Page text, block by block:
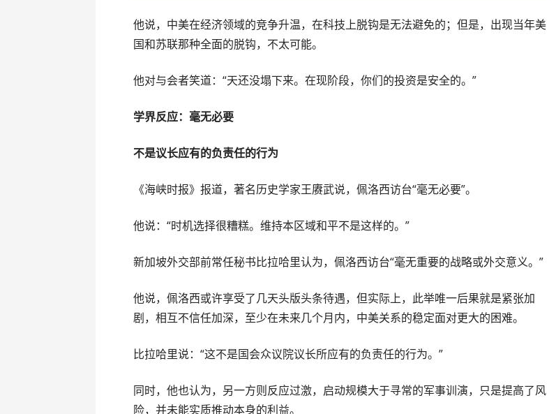
他说，中美在经济领域的竞争升温，在科技上脱钩是无法避免的；但是，出现当年美
国和苏联那种全面的脱钩，不太可能。
他对与会者笑道：“天还没塌下来。在现阶段，你们的投资是安全的。”
学界反应：毫无必要
不是议长应有的负责任的行为
《海峡时报》报道，著名历史学家王赓武说，佩洛西访台“毫无必要”。
他说：“时机选择很糟糕。维持本区域和平不是这样的。”
新加坡外交部前常任秘书比拉哈里认为，佩洛西访台“毫无重要的战略或外交意义。”
他说，佩洛西或许享受了几天头版头条待遇，但实际上，此举唯一后果就是紧张加
剧，相互不信任加深，至少在未来几个月内，中美关系的稳定面对更大的困难。
比拉哈里说：“这不是国会众议院议长所应有的负责任的行为。”
同时，他也认为，另一方则反应过激，启动规模大于寻常的军事训演，只是提高了风
险，并未能实质推动本身的利益。